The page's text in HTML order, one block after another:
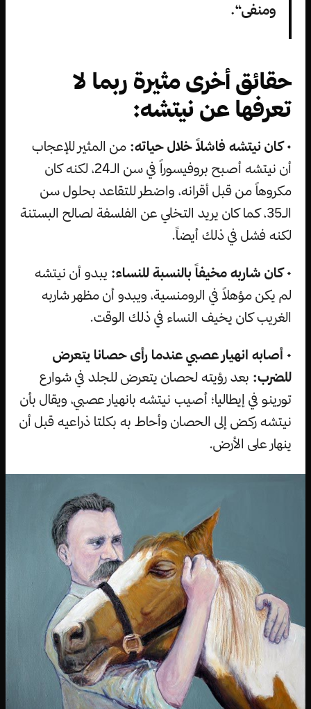
ومنفى“.
حقائق أخرى مثيرة ربما لا
تعرفها عن نيتشه:
• كان نيتشه فاشلاً خلال حياته: من المثير للإعجاب
أن نيتشه أصبح بروفيسوراً في سن الـ24، لكنه كان
مكروهاً من قبل أقرانه، واضطر للتقاعد بحلول سن
الـ35، كما كان يريد التخلي عن الفلسفة لصالح البستنة
لكنه فشل في ذلك أيضاً.
• كان شاربه مخيفاً بالنسبة للنساء: يبدو أن نيتشه
لم يكن مؤهلاً في الرومنسية، ويبدو أن مظهر شاربه
الغريب كان يخيف النساء في ذلك الوقت.
• أصابه انهيار عصبي عندما رأى حصانا يتعرض
للضرب: بعد رؤيته لحصان يتعرض للجلد في شوارع
تورينو في إيطاليا؛ أصيب نيتشه بانهيار عصبي، ويقال بأن
نيتشه ركض إلى الحصان وأحاط به بكلتا ذراعيه قبل أن
ينهار على الأرض.